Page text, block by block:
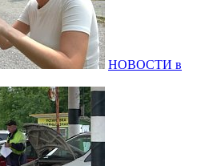
НОВОСТИ в